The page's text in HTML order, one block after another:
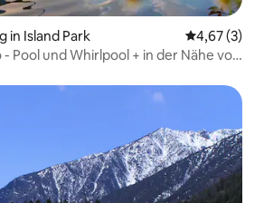
in Island Park
4,67 (3)
- Pool und Whirlpool + in der Nähe von